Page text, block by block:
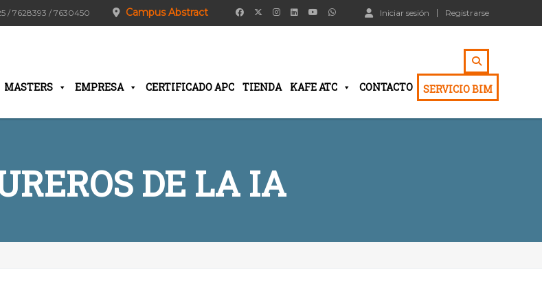
Iniciar sesión Registrarse
Campus Abstract
/ 7628393 / 7630450
MASTERS EMPRESA CERTIFICADO APC TIENDA KAFE ATC CONTACTO SERVICIO BIM
DE LA IA